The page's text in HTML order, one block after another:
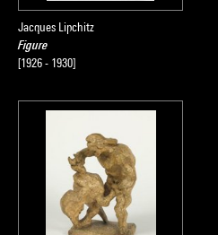
Jacques Lipchitz
Figure
[1926 - 1930]